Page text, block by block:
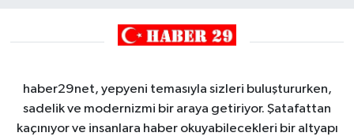
haber29net, yepyeni temasıyla sizleri buluştururken,
sadelik ve modernizmi bir araya getiriyor. Şatafattan
kaçınıyor ve insanlara haber okuyabilecekleri bir altyapı